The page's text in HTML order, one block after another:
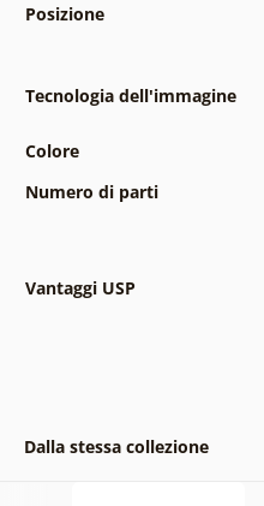
Posizione
Tecnologia dell'immagine
Colore
Numero di parti
Vantaggi USP
Dalla stessa collezione